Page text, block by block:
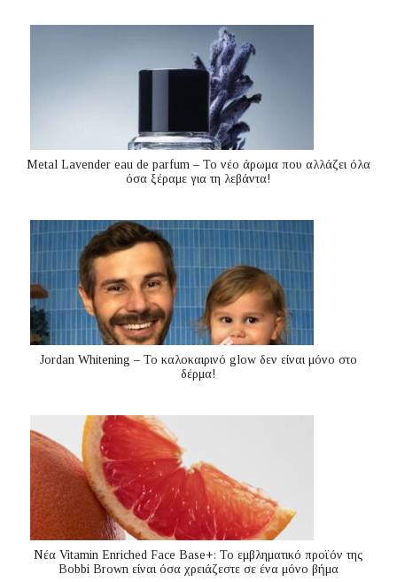
Metal Lavender eau de parfum – Το νέο άρωμα που αλλάζει όλα
όσα ξέραμε για τη λεβάντα!
Jordan Whitening – Το καλοκαιρινό glow δεν είναι μόνο στο
δέρμα!
Nέα Vitamin Enriched Face Base+: Το εμβληματικό προϊόν της
Bobbi Brown είναι όσα χρειάζεστε σε ένα μόνο βήμα